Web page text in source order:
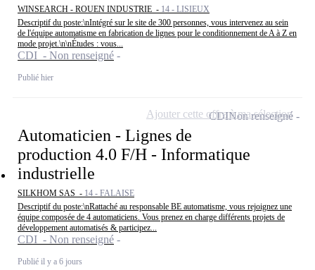
WINSEARCH - ROUEN INDUSTRIE - 14 - LISIEUX
Descriptif du poste:\nIntégré sur le site de 300 personnes, vous intervenez au sein
de l'équipe automatisme en fabrication de lignes pour le conditionnement de A à Z en
mode projet.\n\nÉtudes : vous...
CDI - Non renseigné
Publié hier
Automaticien - Lignes de
production 4.0 F/H - Informatique
industrielle
SILKHOM SAS - 14 - FALAISE
Descriptif du poste:\nRattaché au responsable BE automatisme, vous rejoignez une
équipe composée de 4 automaticiens. Vous prenez en charge différents projets de
développement automatisés & participez...
CDI - Non renseigné
Publié il y a 6 jours
CDINon renseigné
Ajouter cette offre à ma sélection